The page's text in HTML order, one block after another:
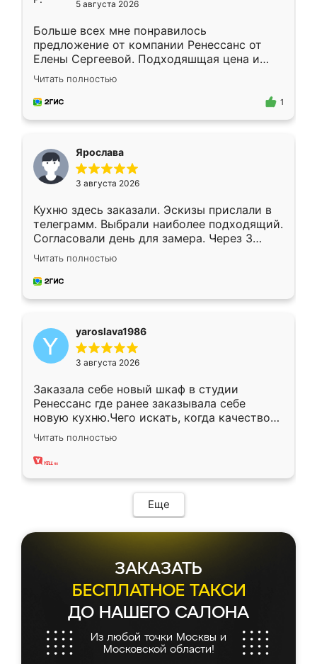
5 августа 2026
Больше всех мне понравилось
предложение от компании Ренессанс от
Елены Сергеевой. Подходяшщая цена и
короткие сроки изготовления. Приехавший
для замера сотрудник Владислав
предложил по моему эскизу самый
Читать полностью
1
Ярослава
3 августа 2026
Кухню здесь заказали. Эскизы прислали в
телеграмм. Выбрали наиболее подходящий.
Согласовали день для замера. Через 3
недели кухня была уже готова. Остались
довольны работой. Спасибо Ренессанс
мебель за качественную работу!
Читать полностью
yaroslava1986
3 августа 2026
Заказала себе новый шкаф в студии
Ренессанс где ранее заказывала себе
новую кухню.Чего искать, когда качеством
вполне довольна. Служит кухня уже почти
два года, нареканий нет.
Читать полностью
Еще
ЗАКАЗАТЬ
БЕСПЛАТНОЕ ТАКСИ
ДО НАШЕГО САЛОНА
Из любой точки Москвы и
Московской области!